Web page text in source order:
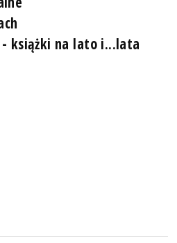
książki na lato i...lata